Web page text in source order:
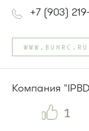
+7 (903)
WWW.BUHRC.RU
Компания
1